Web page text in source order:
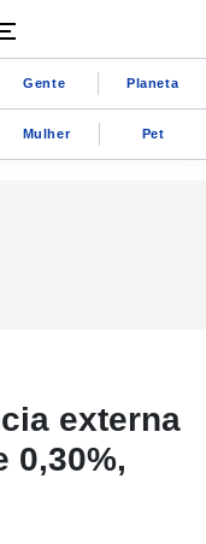
Gente Planeta
Mulher Pet
externa
0,30%,